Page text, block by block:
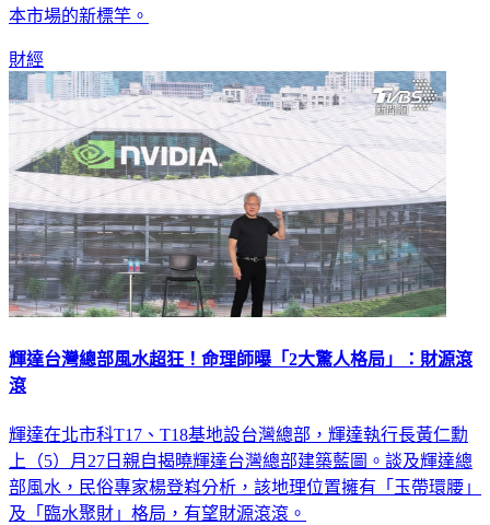
本市場的新標竿。
財經
輝達台灣總部風水超狂！命理師曝「2大驚人格局」：財源滾
滾
輝達在北市科T17、T18基地設台灣總部，輝達執行長黃仁勳
上（5）月27日親自揭曉輝達台灣總部建築藍圖。談及輝達總
部風水，民俗專家楊登嵙分析，該地理位置擁有「玉帶環腰」
及「臨水聚財」格局，有望財源滾滾。